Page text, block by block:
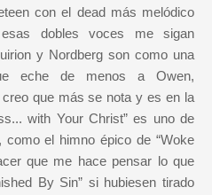
con el dead más melódico
dobles voces me sigan
y Nordberg son como una
eche de menos a Owen,
que más se nota y es en la
with Your Christ” es uno de
el himno épico de “Woke
que me hace pensar lo que
By Sin” si hubiesen tirado